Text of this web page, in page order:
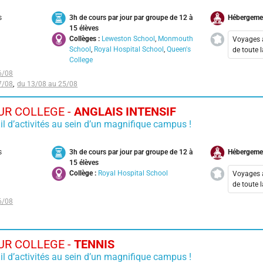
Prépa Bac et Activités
Prépa Grandes Écoles
Immersion USA
Immersion Familiale
France
Grece
Découvrir Dublin
Découvrir Londres
Découvrir Londres + visite des
Bros
Découvrir Los Angeles
Découvrir Los Angeles et visite
Universal Studios Hollywood
Découvrir Miami
Découvrir Miami et visite
Excursion à Europa-Park
Football
Nancy-Metz-
Nantes
Strasbourg
transport)
Hendaye
Saarbrücken
Montpellier
3h de cours par jour par groupe de 12 à
15 élèves
Collèges : Leweston School, Monmouth
School, Royal Hospital School,Queen's
College
Voyages
de toute
Paris
08
08 13/08 au 25/08
COLLEGE -ANGLAIS INTENSIF
d’activités au sein d’un magnifique campus !
3h de cours par jour par groupe de 12 à
15 élèves
Collège : Royal Hospital School
Voyages
de toute
08
COLLEGE -TENNIS
d’activités au sein d’un magnifique campus !